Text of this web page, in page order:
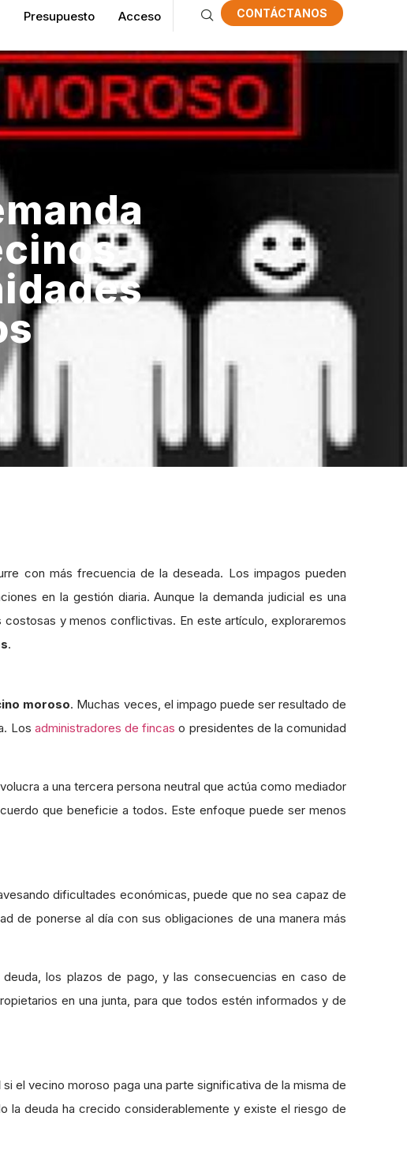
Presupuesto Acceso CONTÁCTANOS
con más frecuencia de la deseada. Los impagos pueden
en la gestión diaria. Aunque la demanda judicial es una
y menos conflictivas. En este artículo, exploraremos
.
moroso. Muchas veces, el impago puede ser resultado de
Los administradores de fincas o presidentes de la comunidad
a una tercera persona neutral que actúa como mediador
que beneficie a todos. Este enfoque puede ser menos
dificultades económicas, puede que no sea capaz de
de ponerse al día con sus obligaciones de una manera más
los plazos de pago, y las consecuencias en caso de
en una junta, para que todos estén informados y de
si el vecino moroso paga una parte significativa de la misma de
la deuda ha crecido considerablemente y existe el riesgo de